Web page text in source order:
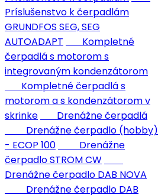
Príslušenstvo k čerpadlám
GRUNDFOS SEG, SEG
AUTOADAPT
Kompletné
čerpadlá s motorom s
integrovaným kondenzátorom
Kompletné čerpadlá s
motorom a s kondenzátorom v
skrinke
Drenážne čerpadlá
Drenážne čerpadlo (hobby)
- ECOP 100
Drenážne
čerpadlo STROM CW
Drenážne čerpadlo DAB NOVA
Drenážne čerpadlo DAB